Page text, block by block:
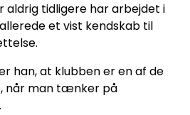
aldrig tidligere har arbejdet i
et vist kendskab til
han, at klubben er en af de
når man tænker på